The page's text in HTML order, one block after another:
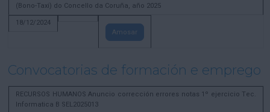
(Bono-Taxi) do Concello da Coruña, año 2025
18/12/2024
Amosar
Convocatorias de formación e emprego
RECURSOS HUMANOS Anuncio corrección errores notas 1º ejercicio Tec.
Informatica B SEL2025013